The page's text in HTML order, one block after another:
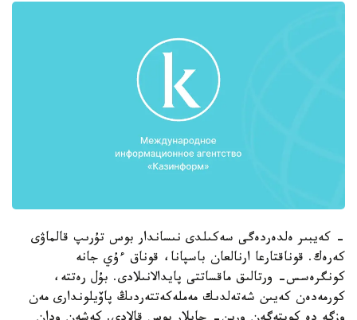
- كەيبىر ەلدەردەگى سەكىلدى نىساندار بوس تۇرىپ قالماۋى
كەرەك. قوناقتارعا ارنالعان باسپانا، قوناق ءۇي جانە
كونگرەسس- ورتالىق ماقساتتى پايدالانىلادى. بۇل رەتتە،
كورمەدەن كەيىن شەتەلدىك مەملەكەتتەردىڭ پاۆيلوندارى مەن